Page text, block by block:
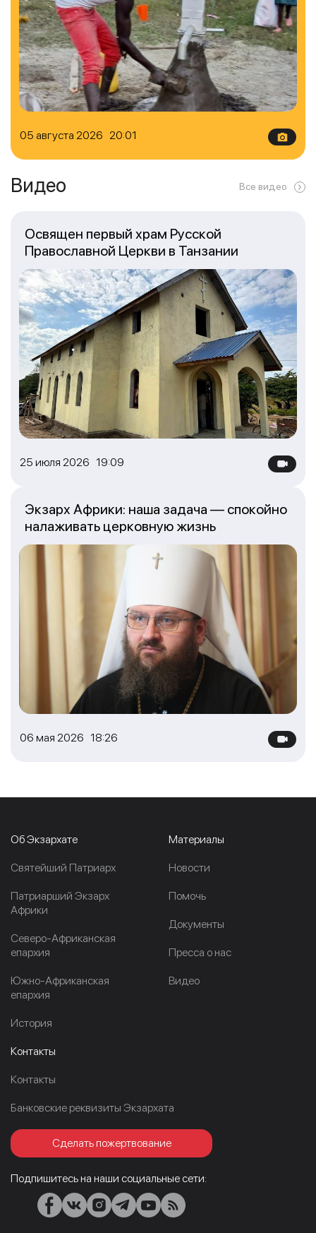
05 августа 2026 20:01
Видео Все видео
25 июля 2026 19:09
Освящен первый храм Русской
Православной Церкви в Танзании
06 мая 2026 18:26
Экзарх Африки: наша задача — спокойно
налаживать церковную жизнь
Об Экзархате
Cвятейший Патриарх
Патриарший Экзарх
Африки
Северо-Африканская
епархия
Южно-Африканская
епархия
История
Материалы
Новости
Помочь
Документы
Пресса о нас
Видео
Контакты
Контакты
Банковские реквизиты Экзархата
Сделать пожертвование
Подпишитесь на наши социальные сети: